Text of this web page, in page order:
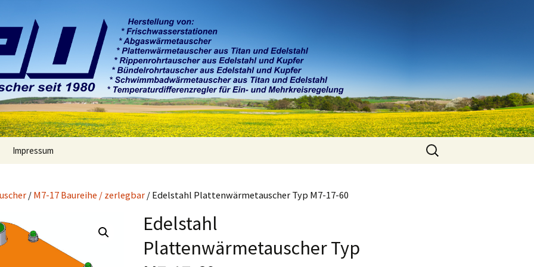
Impressum
Zahlung und Versand
Datenschutzerklärung
Suchen
nach:
/ M7-17 Baureihe / zerlegbar / Edelstahl Plattenwärmetauscher Typ M7-17-60
Edelstahl
Plattenwärmetauscher Typ